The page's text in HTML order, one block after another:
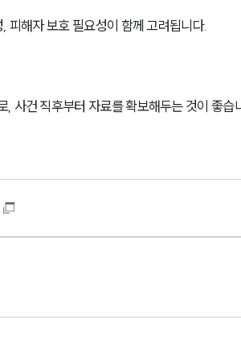
피해자 보호 필요성이 함께 고려됩니다.
사건 직후부터 자료를 확보해두는 것이 좋습